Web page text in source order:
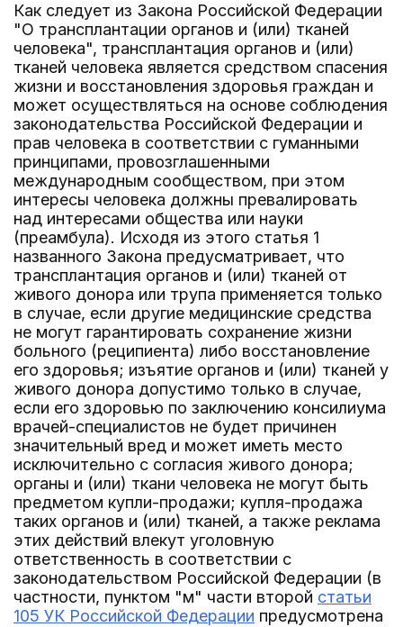
Как следует из Закона Российской Федерации
"О трансплантации органов и (или) тканей
человека", трансплантация органов и (или)
тканей человека является средством спасения
жизни и восстановления здоровья граждан и
может осуществляться на основе соблюдения
законодательства Российской Федерации и
прав человека в соответствии с гуманными
принципами, провозглашенными
международным сообществом, при этом
интересы человека должны превалировать
над интересами общества или науки
(преамбула). Исходя из этого статья 1
названного Закона предусматривает, что
трансплантация органов и (или) тканей от
живого донора или трупа применяется только
в случае, если другие медицинские средства
не могут гарантировать сохранение жизни
больного (реципиента) либо восстановление
его здоровья; изъятие органов и (или) тканей у
живого донора допустимо только в случае,
если его здоровью по заключению консилиума
врачей-специалистов не будет причинен
значительный вред и может иметь место
исключительно с согласия живого донора;
органы и (или) ткани человека не могут быть
предметом купли-продажи; купля-продажа
таких органов и (или) тканей, а также реклама
этих действий влекут уголовную
ответственность в соответствии с
законодательством Российской Федерации (в
частности, пунктом "м" части второй статьи
105 УК Российской Федерации предусмотрена